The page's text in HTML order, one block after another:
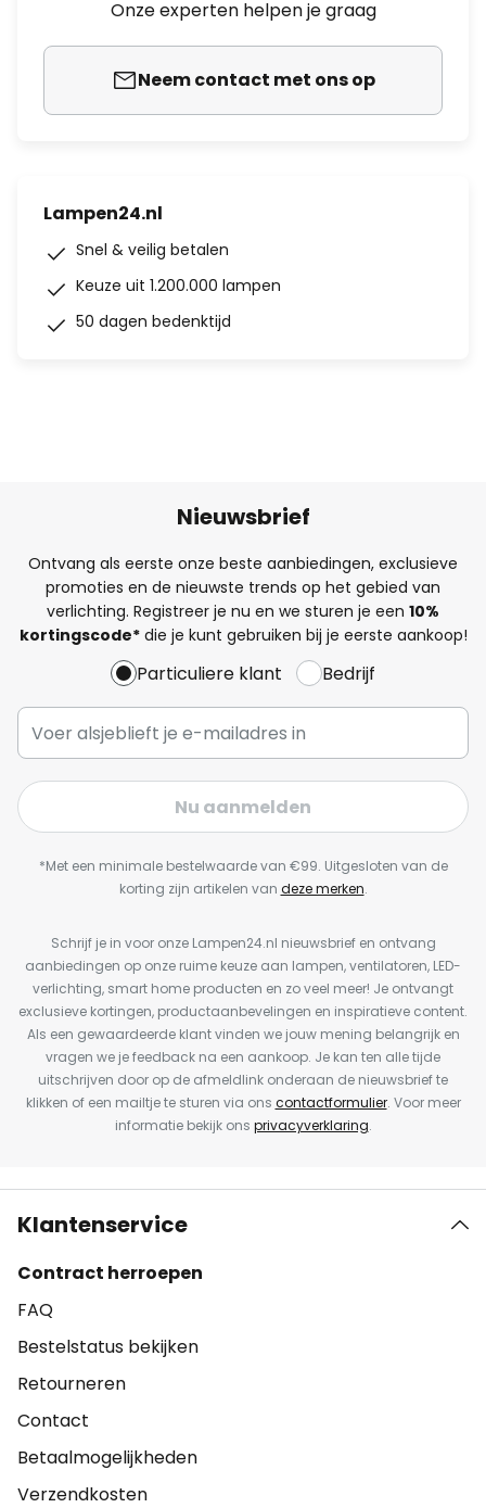
Onze experten helpen je graag
Neem contact met ons op
Lampen24.nl
Snel & veilig betalen
Keuze uit 1.200.000 lampen
50 dagen bedenktijd
Nieuwsbrief
Ontvang als eerste onze beste aanbiedingen, exclusieve
promoties en de nieuwste trends op het gebied van
verlichting. Registreer je nu en we sturen je een 10%
kortingscode*die je kunt gebruiken bij je eerste aankoop!
Particuliere klant Bedrijf
Nu aanmelden
*Met een minimale bestelwaarde van €99. Uitgesloten van de
korting zijn artikelen van deze merken.
Schrijf je in voor onze Lampen24.nl nieuwsbrief en ontvang
aanbiedingen op onze ruime keuze aan lampen, ventilatoren, LED-
verlichting, smart home producten en zo veel meer! Je ontvangt
exclusieve kortingen, productaanbevelingen en inspiratieve content.
Als een gewaardeerde klant vinden we jouw mening belangrijk en
vragen we je feedback na een aankoop. Je kan ten alle tijde
uitschrijven door op de afmeldlink onderaan de nieuwsbrief te
klikken of een mailtje te sturen via ons contactformulier. Voor meer
informatie bekijk ons privacyverklaring.
Klantenservice
Contract herroepen
FAQ
Bestelstatus bekijken
Retourneren
Contact
Betaalmogelijkheden
Verzendkosten